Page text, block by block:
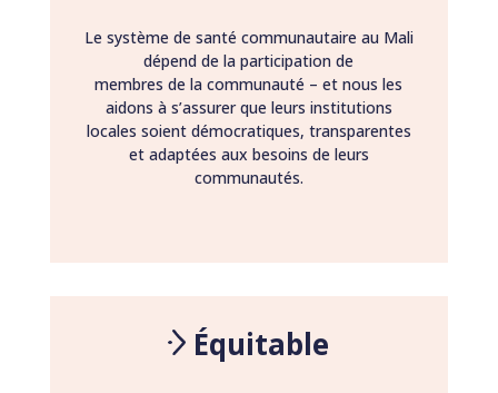
Le système de santé communautaire au Mali
dépend de la participation de
membres de la communauté – et nous les
aidons à s’assurer que leurs institutions
locales soient démocratiques, transparentes
et adaptées aux besoins de leurs
communautés.
Équitable